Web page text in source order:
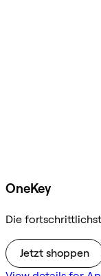
OneKey
Die
Jetzt shoppen